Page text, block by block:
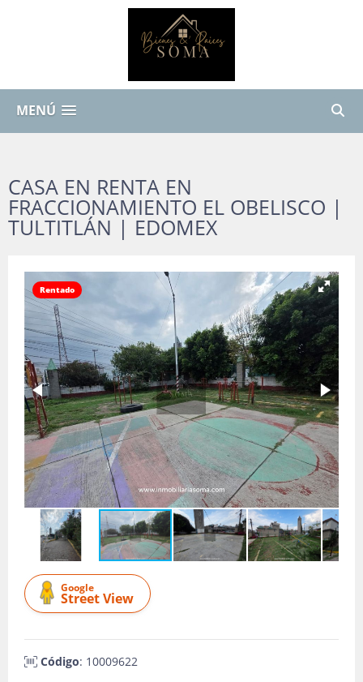
MENÚ
CASA EN RENTA EN
FRACCIONAMIENTO EL OBELISCO |
TULTITLÁN | EDOMEX
Rentado
Google
Street View
Código: 10009622